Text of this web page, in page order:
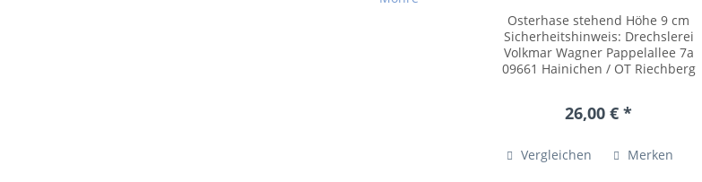
Osterhase stehend Höhe 9 cm
Sicherheitshinweis: Drechslerei
Volkmar Wagner Pappelallee 7a
09661 Hainichen / OT Riechberg
volkmar-wagner.de
wagner.de Kleinteile...
26,00 € *
Vergleichen Merken